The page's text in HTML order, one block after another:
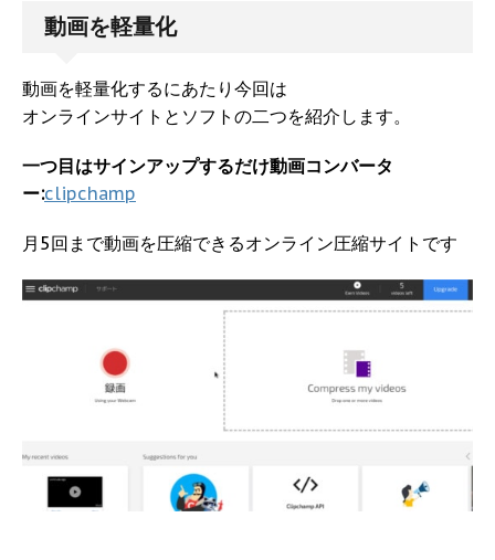
動画を軽量化
動画を軽量化するにあたり今回は
オンラインサイトとソフトの二つを紹介します。
一つ目はサインアップするだけ動画コンバータ
ー:clipchamp
月5回まで動画を圧縮できるオンライン圧縮サイトです